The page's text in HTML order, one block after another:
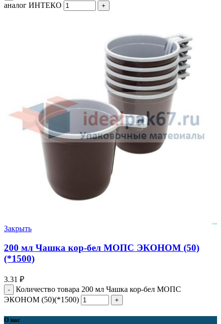
аналог ИНТЕКО
Закрыть
200 мл Чашка кор-бел МОПС ЭКОНОМ (50)
(*1500)
3.31 ₽
Количество товара 200 мл Чашка кор-бел МОПС
ЭКОНОМ (50)(*1500)
О нас